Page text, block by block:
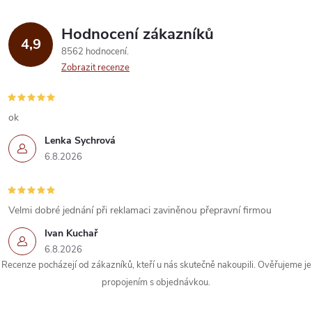
d
a
c
í
p
r
v
k
y
4,9 Hodnocení zákazníků
8562 hodnocení
Zobrazit recenze
Lenka Sychrová
6.8.2026
ok
Ivan Kuchař
6.8.2026
Velmi dobré jednání při reklamaci zaviněnou přepravní firmou
Recenze pocházejí od zákazníků, kteří u nás skutečně nakoupili. Ověřujeme je
propojením s objednávkou.